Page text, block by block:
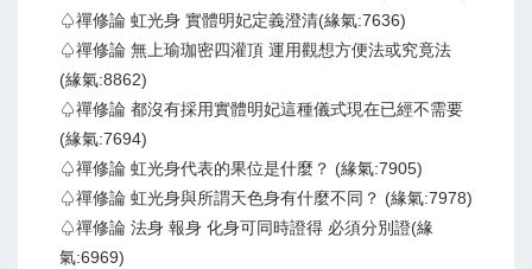
♤禪修論 虹光身 實體明妃定義澄清(緣氣:7636)
♤禪修論 無上瑜珈密四灌頂 運用觀想方便法或究竟法
(緣氣:8862)
♤禪修論 都沒有採用實體明妃這種儀式現在已經不需要
(緣氣:7694)
♤禪修論 虹光身代表的果位是什麼？ (緣氣:7905)
♤禪修論 虹光身與所謂天色身有什麼不同？ (緣氣:7978)
♤禪修論 法身 報身 化身可同時證得 必須分別證(緣
氣:6969)